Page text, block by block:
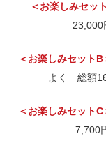
＜お楽しみセッ
23,000
＜お楽しみセットB
よく 総額
＜お楽しみセットC
7,700